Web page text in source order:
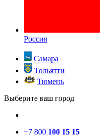
Россия
Самара
Тольятти
Тюмень
Выберите ваш город
+7 800 100 15 15